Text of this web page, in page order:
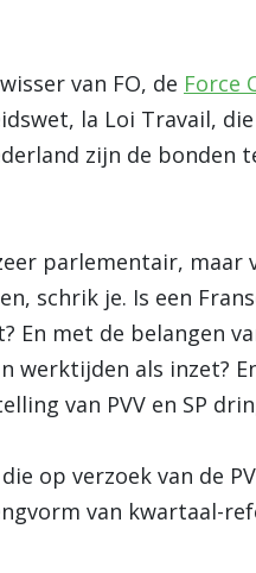
van FO, de Force
la Loi Travail,
zijn de bonden
parlementair, maar
schrik je. Is een
En met de belangen
werktijden als inzet?
van PVV en SP
op verzoek van de
van kwartaal-